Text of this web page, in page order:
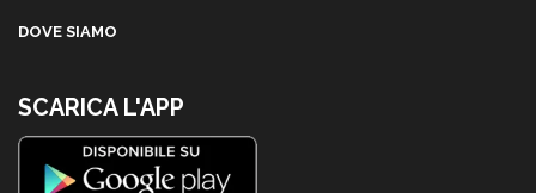
DOVE SIAMO
SCARICA L'APP